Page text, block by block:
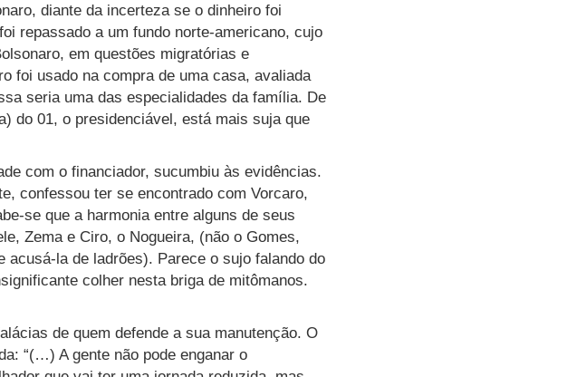
diante da incerteza se o dinheiro foi
repassado a um fundo norte-americano, cujo
em questões migratórias e
foi usado na compra de uma casa, avaliada
seria uma das especialidades da família. De
do 01, o presidenciável, está mais suja que
com o financiador, sucumbiu às evidências.
confessou ter se encontrado com Vorcaro,
se que a harmonia entre alguns de seus
Zema e Ciro, o Nogueira, (não o Gomes,
la de ladrões). Parece o sujo falando do
colher nesta briga de mitômanos.
de quem defende a sua manutenção. O
“(…) A gente não pode enganar o